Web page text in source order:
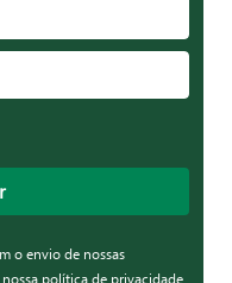
o envio de nossas
nossa política de privacidade